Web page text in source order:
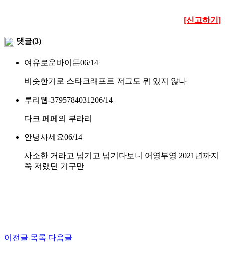
[신고하기]
댓글(3)
여유로운바이든06/14
비슷한거로 스타크래프트 저그도 뭐 있지 않나
루리웹-3795784031206/14
다크 페페의 부라리
안녕사세요06/14
사소한 거라고 넘기고 넘기다보니 어영부영 2021년까지
쭉 저랬던 거구만
이전글 목록 다음글